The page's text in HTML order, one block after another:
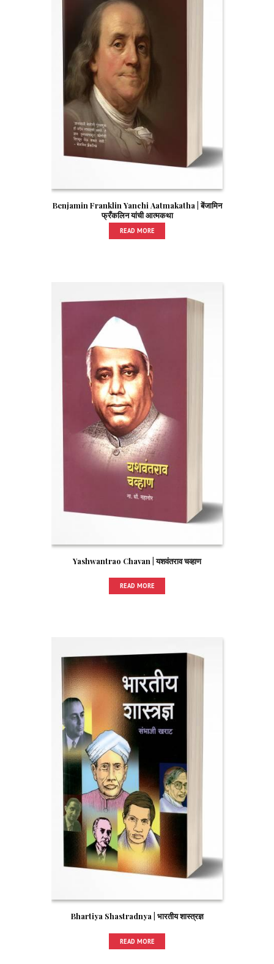
Benjamin Franklin Yanchi Aatmakatha | बेंजामिन
फ्रँकलिन यांची आत्मकथा
READ MORE
Yashwantrao Chavan | यशवंतराव चव्हाण
READ MORE
Bhartiya Shastradnya | भारतीय शास्त्रज्ञ
READ MORE